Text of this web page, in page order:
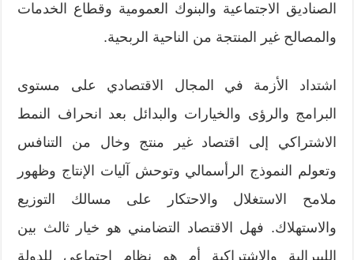
الصناديق الاجتماعية والبنوك العمومية وقطاع الخدمات
والمصالح غير المنتجة من الناحية الربحية.
اشتداد الأزمة في المجال الاقتصادي على مستوى
البرامج والرؤى والخيارات والبدائل بعد انحراف النمط
الاشتراكي إلى اقتصاد غير منتج وخال من التنافس
وتعولم النموذج الرأسمالي وتوحش آليات الإنتاج وظهور
ملامح الاستغلال والاحتكار على مسالك التوزيع
والاستهلاك. فهل الاقتصاد التضامني هو خيار ثالث بين
الليبرالية والاشتراكية أم هو نظام اجتماعي للدولة